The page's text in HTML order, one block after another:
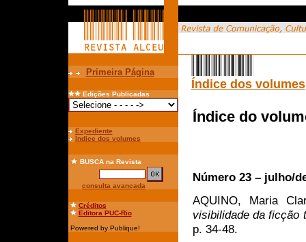
Primeira Página
Edições Publicadas
Expediente
Índice dos volumes
BUSCAna Revista
consulta avançada
Créditos
Editora PUC-Rio
Powered by Publique!
Índice dos volumes
Índice do
Número 23 – julho/
AQUINO, Maria
visibilidade da ficção
p. 34-48.